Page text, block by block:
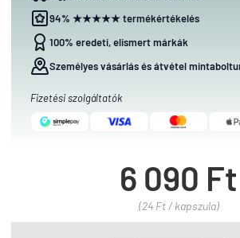
94% ★★★★★ termékértékelés
100% eredeti, elismert márkák
Személyes vásárlás és átvétel
Fizetési szolgáltatók
6 090 Ft
(24 Ft / kapszula)